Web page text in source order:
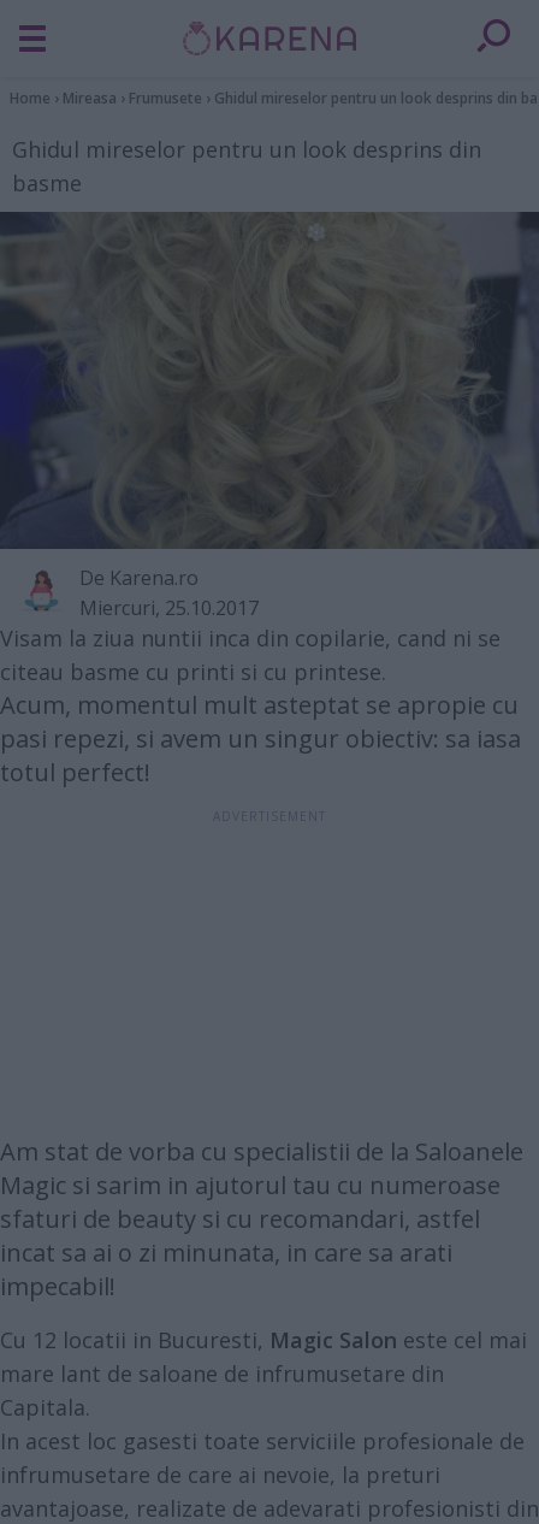
Home › Mireasa › Frumusete › Ghidul mireselor pentru un look desprins din
Ghidul mireselor pentru un look desprins din
basme
De Karena.ro
Miercuri, 25.10.2017
Visam la ziua nuntii inca din copilarie, cand ni se
citeau basme cu printi si cu printese.
Acum, momentul mult asteptat se apropie cu
pasi repezi, si avem un singur obiectiv: sa iasa
totul perfect!
Am stat de vorba cu specialistii de la Saloanele
Magic si sarim in ajutorul tau cu numeroase
sfaturi de beauty si cu recomandari, astfel
incat sa ai o zi minunata, in care sa arati
impecabil!
Cu 12 locatii in Bucuresti, Magic Salon este cel mai
mare lant de saloane de infrumusetare din
Capitala.
In acest loc gasesti toate serviciile profesionale de
infrumusetare de care ai nevoie, la preturi
avantajoase, realizate de adevarati profesionisti din